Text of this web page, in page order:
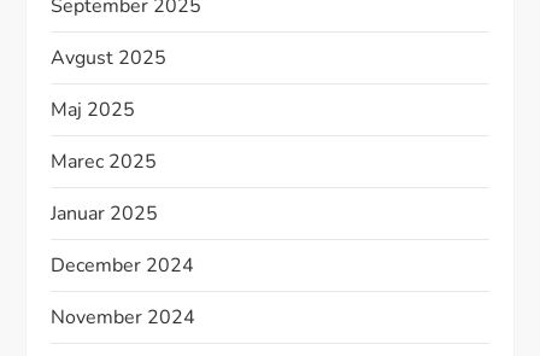
September 2025
Avgust 2025
Maj 2025
Marec 2025
Januar 2025
December 2024
November 2024